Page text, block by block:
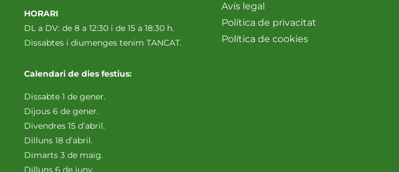
HORARI
DL a DV: de 8 a 12:30 i de 15 a 18:30 h.
Dissabtes i diumenges tenim TANCAT.
Calendari de dies festius:
Dissabte 1 de gener.
Dijous 6 de gener.
Divendres 15 d’abril.
Dilluns 18 d’abril.
Dimarts 3 de maig.
Avís legal
Política de privacitat
Política de cookies